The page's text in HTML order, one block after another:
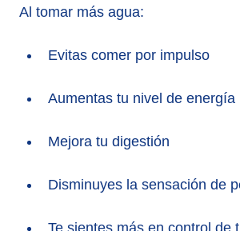
Al tomar más agua:
Evitas comer por impulso
Aumentas tu nivel de energía
Mejora tu digestión
Disminuyes la sensación de